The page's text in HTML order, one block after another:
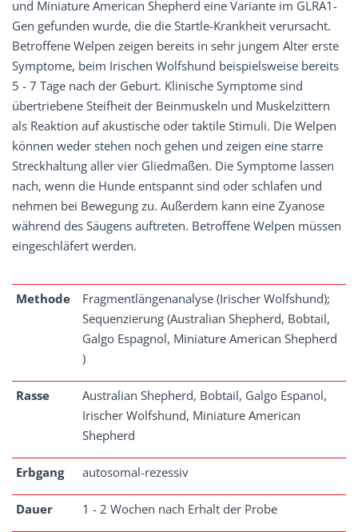
und Miniature American Shepherd eine Variante im GLRA1-
Gen gefunden wurde, die die Startle-Krankheit verursacht.
Betroffene Welpen zeigen bereits in sehr jungem Alter erste
Symptome, beim Irischen Wolfshund beispielsweise bereits
5 - 7 Tage nach der Geburt. Klinische Symptome sind
übertriebene Steifheit der Beinmuskeln und Muskelzittern
als Reaktion auf akustische oder taktile Stimuli. Die Welpen
können weder stehen noch gehen und zeigen eine starre
Streckhaltung aller vier Gliedmaßen. Die Symptome lassen
nach, wenn die Hunde entspannt sind oder schlafen und
nehmen bei Bewegung zu. Außerdem kann eine Zyanose
während des Säugens auftreten. Betroffene Welpen müssen
eingeschläfert werden.
Methode
Fragmentlängenanalyse (Irischer Wolfshund);
Sequenzierung (Australian Shepherd, Bobtail,
Galgo Espagnol, Miniature American Shepherd
)
Rasse
Australian Shepherd, Bobtail, Galgo Espanol,
Irischer Wolfshund, Miniature American
Shepherd
Erbgang autosomal-rezessiv
Dauer 1 - 2 Wochen nach Erhalt der Probe